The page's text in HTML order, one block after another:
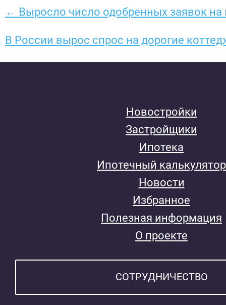
← Выросло число одобренных заявок на
В России вырос спрос на дорогие
Новостройки
Застройщики
Ипотека
Ипотечный калькулятор
Новости
Избранное
Полезная информация
О проекте
СОТРУДНИЧЕСТВО